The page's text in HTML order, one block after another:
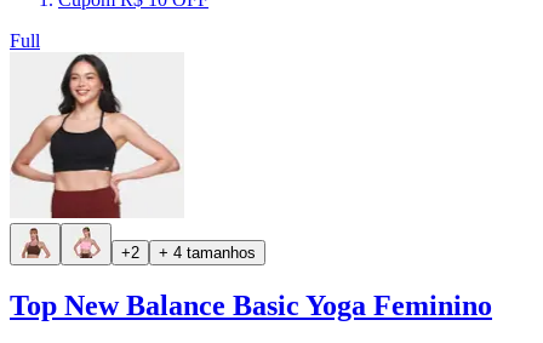
Full
+2 + 4 tamanhos
Top New Balance Basic Yoga Feminino